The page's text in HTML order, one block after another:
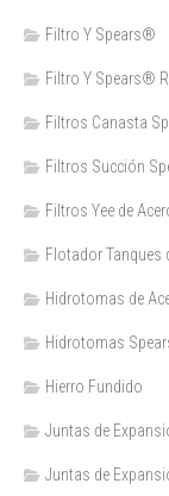
Filtro Y Spears®
Filtro Y Spears®
Filtros Canasta
Filtros Succión
Filtros Yee de
Flotador Tanques
Hidrotomas de
Hidrotomas
Hierro Fundido
Juntas de
Juntas de